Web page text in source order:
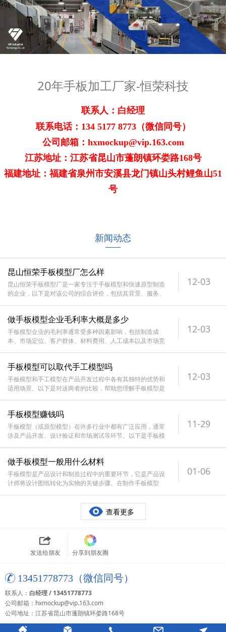
20年手板加工厂家-恒荣科技
联系人：白经理
联系电话： 134 5177 8773（微信同号）
公司邮箱：hxmockup@vip.163.com
江苏地址：江苏省昆山市蓬朗镇环娄路168号
福建地址：福建省泉州市安溪县龙门镇山头村鲤鱼山51
号
新闻动态
昆山恒荣手板模型厂怎么样
昆山恒荣手板模型厂是一家专注于手板模型和快速原型制造
的企业，以下是对该公司的综合评价，包括其背景、服务、
12-03
做手板模型企业毛利率大概是多少
手板模型企业的毛利率通常受多种因素影响，包括制造成
本、市场定位、客户群体、材料费用、人工成本以及市场竞
12-03
手板模型可以取代手工模型吗
手板模型和手工模型在产品开发过程中各有其独特的优势和
适用场景。以下是对这两者的比较，帮助您理解手板模型是
12-03
手板模型赚钱吗
手板模型（或原型模型）在许多行业中都有广泛应用，通常
涉及产品开发、设计验证和市场测试等环节。以下是手板模
11-29
做手板模型一般用什么材料
手板模型是产品设计和制造过程中的重要环节，它是产品设
计师将设计图纸转化为实物的关键步骤。在制作手板模型
01-06
查看更多
发送给朋友 分享到朋友圈
13451778773（微信同号）
联系人： 白经理 / 13451778773
公司邮箱：hxmockup@vip.163.com
公司地址：江苏省昆山市蓬朗镇环娄路168号